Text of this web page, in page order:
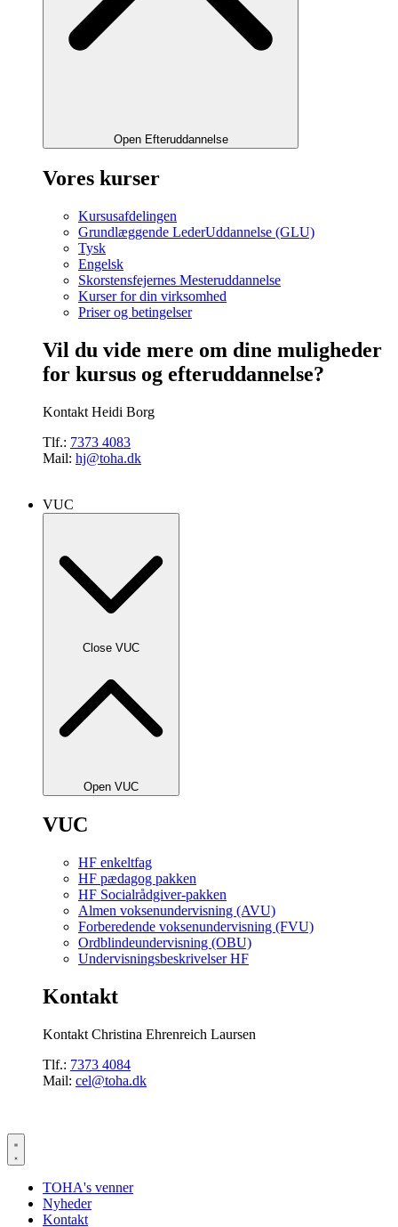
Open Efteruddannelse
Vores kurser
Kursusafdelingen
Grundlæggende LederUddannelse (GLU)
Tysk
Engelsk
Skorstensfejernes Mesteruddannelse
Kurser for din virksomhed
Priser og betingelser
Vil du vide mere om dine muligheder
for kursus og efteruddannelse?
Kontakt Heidi Borg
Tlf.: 7373 4083
Mail: hj@toha.dk
VUC
Close VUC
Open VUC
VUC
HF enkeltfag
HF pædagog pakken
HF Socialrådgiver-pakken
Almen voksenundervisning (AVU)
Forberedende voksenundervisning (FVU)
Ordblindeundervisning (OBU)
Undervisningsbeskrivelser HF
Kontakt
Kontakt Christina Ehrenreich Laursen
Tlf.: 7373 4084
Mail: cel@toha.dk
TOHA's venner
Nyheder
Kontakt